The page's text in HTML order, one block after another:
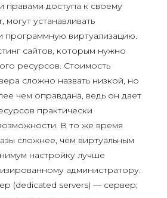
правами доступа к своему
могут устанавливать
программную виртуализацию.
сайтов, которым нужно
ресурсов. Стоимость
сложно назвать низкой, но
чем оправдана, ведь он дает
практически
В то же время
сложнее, чем виртуальным
настройку лучше
администратору.
(dedicated servers) — сервер,